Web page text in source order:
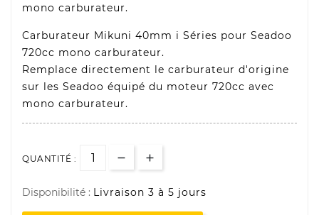
mono carburateur.
Carburateur Mikuni 40mm i Séries pour Seadoo
720cc mono carburateur.
Remplace directement le carburateur d'origine
sur les Seadoo équipé du moteur 720cc avec
mono carburateur.
QUANTITÉ :
Disponibilité : Livraison 3 à 5 jours